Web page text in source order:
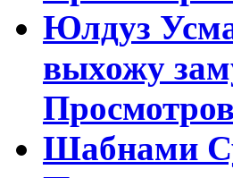
Юлдуз
выхожу
Шабнами